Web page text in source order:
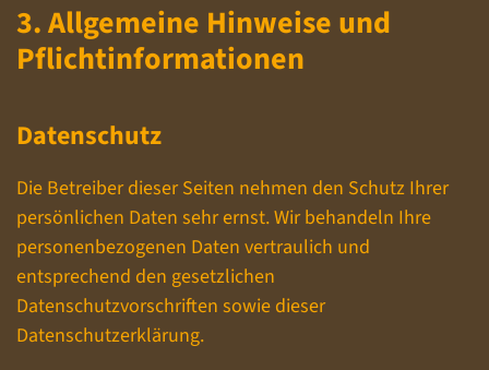
3. Allgemeine Hinweise und
Pflicht­informationen
Datenschutz
Die Betreiber dieser Seiten nehmen den Schutz Ihrer
persönlichen Daten sehr ernst. Wir behandeln Ihre
personenbezogenen Daten vertraulich und
entsprechend den gesetzlichen
Datenschutzvorschriften sowie dieser
Datenschutzerklärung.